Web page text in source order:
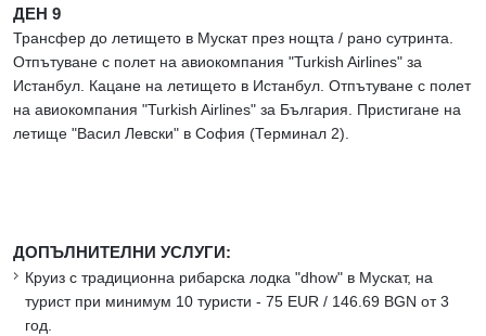
ДЕН 9
Трансфер до летището в Мускат през нощта / рано сутринта.
Отпътуване с полет на авиокомпания "Turkish Airlines" за
Истанбул. Кацане на летището в Истанбул. Отпътуване с полет
на авиокомпания "Turkish Airlines" за България. Пристигане на
летище "Васил Левски" в София (Терминал 2).
ДОПЪЛНИТЕЛНИ УСЛУГИ:
Круиз с традиционна рибарска лодка "dhow" в Мускат, на
турист при минимум 10 туристи - 75 EUR / 146.69 BGN от 3
год.